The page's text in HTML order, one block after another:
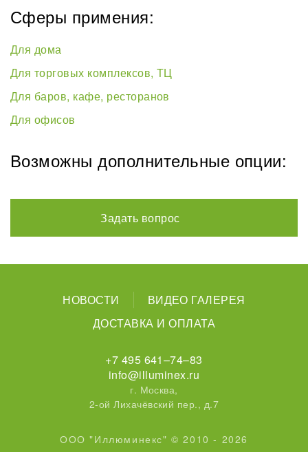
Сферы примения:
Для дома
Для торговых комплексов, ТЦ
Для баров, кафе, ресторанов
Для офисов
Возможны дополнительные опции:
Задать вопрос
ООО "Иллюминекс" © 2010 - 2026
НОВОСТИ
ВИДЕО ГАЛЕРЕЯ
ДОСТАВКА И ОПЛАТА
+7 495 641–74–83
info@illuminex.ru
г. Москва,
2-ой Лихачёвский пер., д.7